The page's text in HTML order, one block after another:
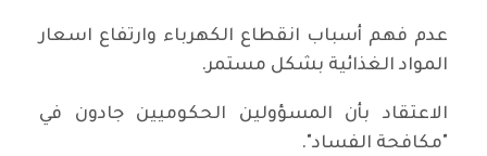
عدم فهم أسباب انقطاع الكهرباء وارتفاع اسعار
المواد الغذائية بشكل مستمر.
الاعتقاد بأن المسؤولين الحكوميين جادون في
"مكافحة الفساد".